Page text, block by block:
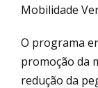
Mobilidade
O programa
promoção da
redução da